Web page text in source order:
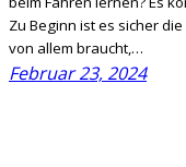
Zu Beginn ist es sicher
von allem braucht,…
Februar 23, 2024